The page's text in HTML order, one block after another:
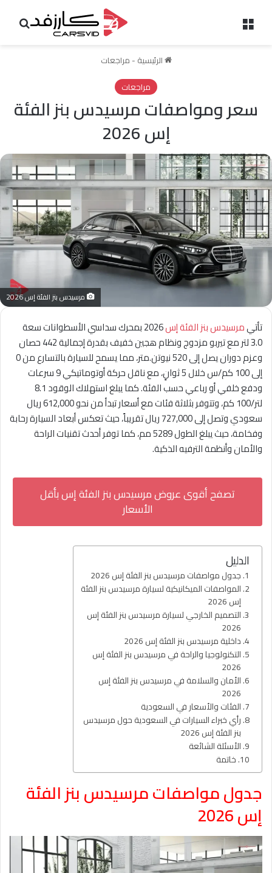
الرئيسية - مراجعات
مراجعات
سعر ومواصفات مرسيدس بنز الفئة
إس 2026
مرسيدس بنز الفئة إس 2026
تأتيمرسيدس بنز الفئة إس
2026 بمحرك سداسي الأسطوانات سعة
3.0 لتر مع تيربو مزدوج ونظام هجين خفيف بقدرة إجمالية 442 حصان
وعزم دوران يصل إلى 520 نيوتن.متر، مما يسمح للسيارة بالتسارع من 0
إلى 100 كم/س خلال 5 ثوانٍ، مع ناقل حركة أوتوماتيكي 9 سرعات
ودفع خلفي أو رباعي حسب الفئة. كما يبلغ استهلاك الوقود 8.1
لتر/100 كم، وتتوفر بثلاثة فئات مع أسعار تبدأ من نحو 612,000 ريال
سعودي وتصل إلى 727,000 ريال تقريباً، حيث تعكس أبعاد السيارة رحابة
وفخامة، حيث يبلغ الطول 5289 مم، كما توفر أحدث تقنيات الراحة
والأمان وأنظمة الترفيه الذكية.
تصفح أقوى عروض مرسيدس بنز الفئة إس بأقل
الأسعار
الدليل
جدول مواصفات مرسيدس بنز الفئة إس 2026
المواصفات الميكانيكية لسيارة مرسيدس بنز الفئة
إس 2026
التصميم الخارجي لسيارة مرسيدس بنز الفئة إس
2026
داخلية مرسيدس بنز الفئة إس 2026
التكنولوجيا والراحة في مرسيدس بنز الفئة إس
2026
الأمان والسلامة في مرسيدس بنز الفئة إس
2026
الفئات والأسعار في السعودية
رأي خبراء السيارات في السعودية حول مرسيدس
بنز الفئة إس 2026
الأسئلة الشائعة
خاتمة
جدول مواصفات مرسيدس بنز الفئة
إس 2026